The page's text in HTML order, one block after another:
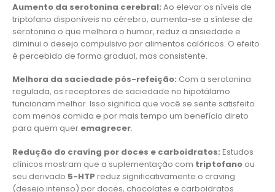
Aumento da serotonina cerebral: Ao elevar os níveis de
triptofano disponíveis no cérebro, aumenta-se a síntese de
serotonina o que melhora o humor, reduz a ansiedade e
diminui o desejo compulsivo por alimentos calóricos. O efeito
é percebido de forma gradual, mas consistente.
Melhora da saciedade pós-refeição: Com a serotonina
regulada, os receptores de saciedade no hipotálamo
funcionam melhor. Isso significa que você se sente satisfeito
com menos comida e por mais tempo um benefício direto
para quem quer emagrecer.
Redução do craving por doces e carboidratos: Estudos
clínicos mostram que a suplementação com triptofano ou
seu derivado 5-HTP reduz significativamente o craving
(desejo intenso) por doces, chocolates e carboidratos